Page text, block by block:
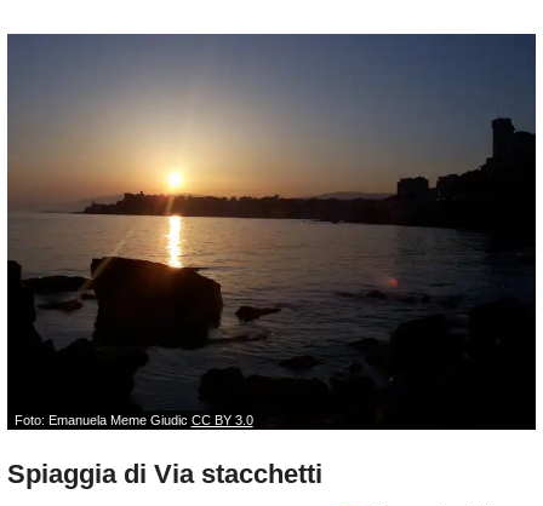
Foto: Emanuela Meme Giudic CC BY 3.0
Spiaggia di Via stacchetti